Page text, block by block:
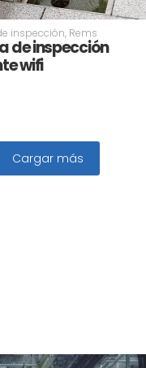
inspección, Rems
de inspección
wifi
Cargar más